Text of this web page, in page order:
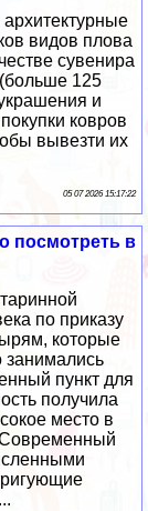
видов плова
сувенира
125
и
ковров
вывезти их
05 07 2026 15:17:22
посмотреть в
по приказу
которые
пункт для
получила
место в
Современный